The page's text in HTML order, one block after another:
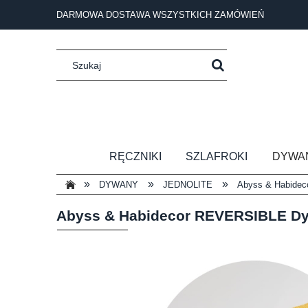
DARMOWA DOSTAWA WSZYSTKICH ZAMÓWIEŃ
RĘCZNIKI SZLAFROKI
» DYWANY » JEDNOLITE » Abyss &
Abyss & Habidecor REVERSIBLE